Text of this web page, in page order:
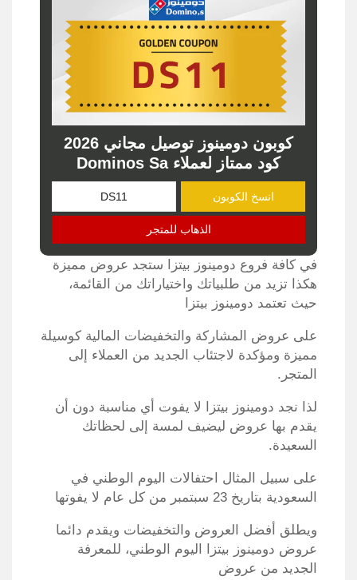
كوبون دومينوز توصيل مجاني 2026
كود ممتاز لعملاء Dominos Sa
انسخ الكوبون
الذهاب للمتجر
في كافة فروع دومينوز بيتزا ستجد عروض مميزة
هكذا تزيد من طلبياتك واختياراتك من القائمة،
حيث تعتمد دومينوز بيتزا
على عروض المشاركة والتخفيضات المالية كوسيلة
مميزة ومؤكدة لاجتئاب الجديد من العملاء إلى
المتجر.
لذا نجد دومينوز بيتزا لا يفوت أي مناسبة دون أن
يقدم بها عروض ليضيف لمسة إلى لحظاتك
السعيدة.
على سبيل المثال احتفالات اليوم الوطني في
السعودية بتاريخ 23 سبتمبر من كل عام لا يفوتها
ويطلق أفضل العروض والتخفيضات ويقدم دائما
عروض دومينوز بيتزا اليوم الوطني، للمعرفة
الجديد من عروض